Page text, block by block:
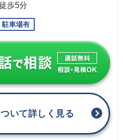
歩5分
駐車場有
いて詳しく見る